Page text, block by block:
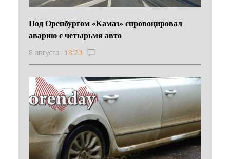
Под Оренбургом «Камаз» спровоцировал
аварию с четырьмя авто
8 августа 18:20